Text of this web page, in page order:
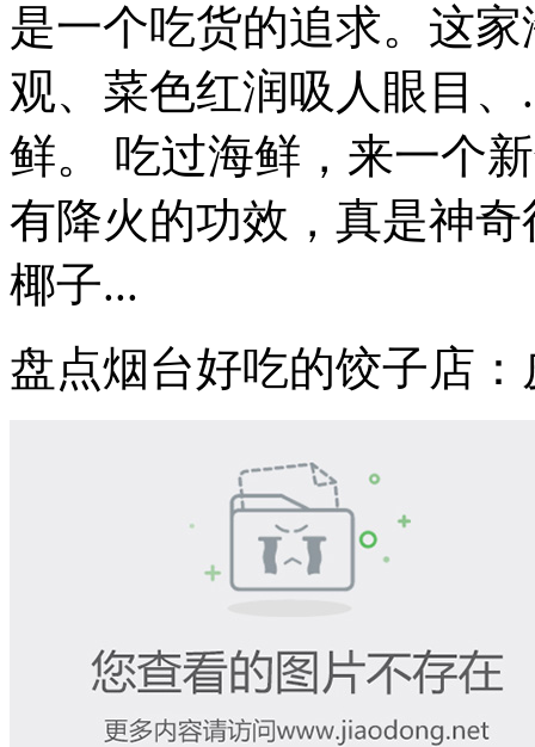
是一个吃货的追求。这
观、菜色红润吸人眼目
鲜。 吃过海鲜，来一个
有降火的功效，真是神
椰子...
盘点烟台好吃的饺子店